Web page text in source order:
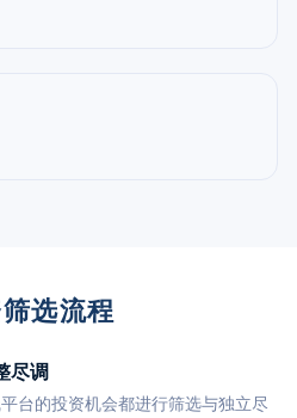
选流程
尽调
台的投资机会都进行筛选与独立尽